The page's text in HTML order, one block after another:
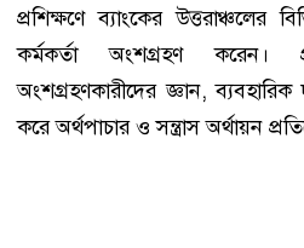
প্রশিক্ষণে ব্যাংকের
কর্মকর্তা অংশগ্রহণ করেন।
অংশগ্রহণকারীদের জ্ঞান,
করে অর্থপাচার ও সন্ত্রাস অর্থায়ন